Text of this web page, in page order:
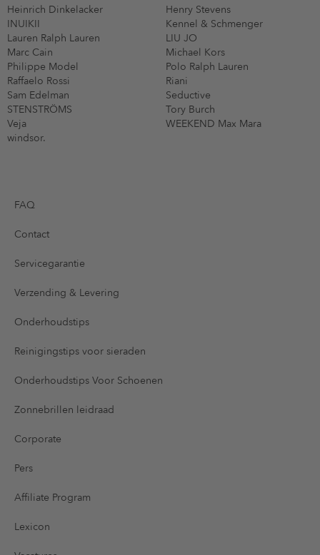
Heinrich Dinkelacker
Henry Stevens
INUIKII
Kennel & Schmenger
Lauren Ralph Lauren
LIU JO
Marc Cain
Michael Kors
Philippe Model
Polo Ralph Lauren
Raffaelo Rossi
Riani
Sam Edelman
Seductive
STENSTRÖMS
Tory Burch
Veja
WEEKEND Max Mara
windsor.
FAQ
Contact
Servicegarantie
Verzending & Levering
Onderhoudstips
Reinigingstips voor sieraden
Onderhoudstips Voor Schoenen
Zonnebrillen leidraad
Corporate
Pers
Affiliate Program
Lexicon